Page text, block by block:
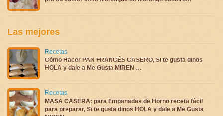
Las mejores
Recetas
Cómo Hacer PAN FRANCÉS CASERO, Si te gusta dinos
HOLA y dale a Me Gusta MIREN …
Recetas
MASA CASERA: para Empanadas de Horno receta fácil
para preparar, Si te gusta dinos HOLA y dale a Me Gusta